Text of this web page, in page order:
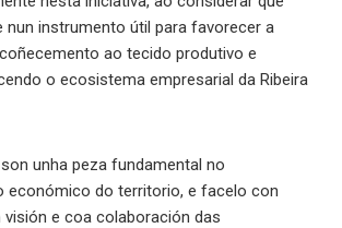
nun instrumento útil para favorecer a
ao tecido produtivo e
o ecosistema empresarial da Ribeira
unha peza fundamental no
económico do territorio, e facelo con
visión e coa colaboración das